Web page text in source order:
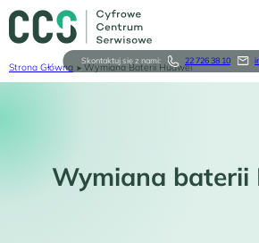
treści
Skontaktuj się z nami: 22 726 38 10
Serwis
Relacje Inwestorskie
Ścieżka
Strona Główna Wymiana Baterii Huawei
Wymiana baterii